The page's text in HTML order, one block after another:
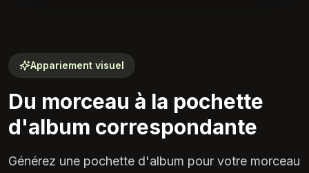
Appariement visuel
Du morceau à la pochette
d'album correspondante
Générez une pochette d'album pour votre morceau